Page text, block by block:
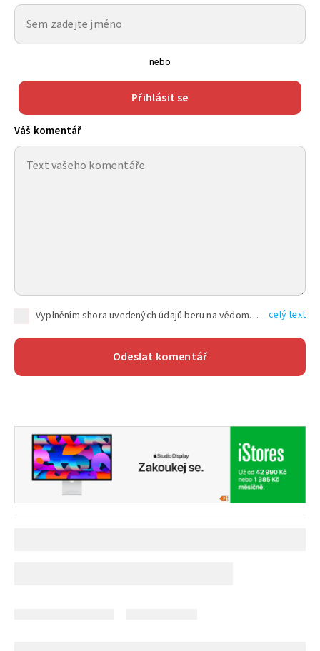
nebo
Přihlásit se
Váš komentář
Vyplněním shora uvedených údajů beru na vědomí, že společnost TEXT FACTORY s.r.o., sídlem Brno, Durďákova 336/29, Černá Pole, PSČ: 613 00, IČ: 06157831, zapsané u Krajského soudu v Brně, oddíl C, vložka 100399, bude zpracovávat mé osobní údaje uvedené v rámci mnou vyplněného registračního formuláře na základě oprávněných zájmů TEXT FACTORY s.r.o. dle čl. 6 odst. 1 písm. f) GDPR a pro splnění právních povinností (čl. 6 odst. 1 písm. c) GDPR), a to pro tyto účely: nezbytnost zajistit oprávnění návštěvníka webových stránek provozovaných společností TEXT FACTORY s.r.o. přispívat aktivně ke zveřejněným článkům nebo v rámci diskusních fór a výkon práv TEXT FACTORY s.r.o. jako administrátora těchto diskusních fór. Více informací o zpracování osobních údajů a právech lze nalézt v celý text